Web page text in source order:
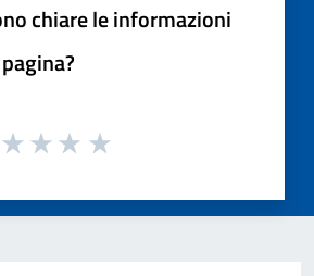
chiare le informazioni